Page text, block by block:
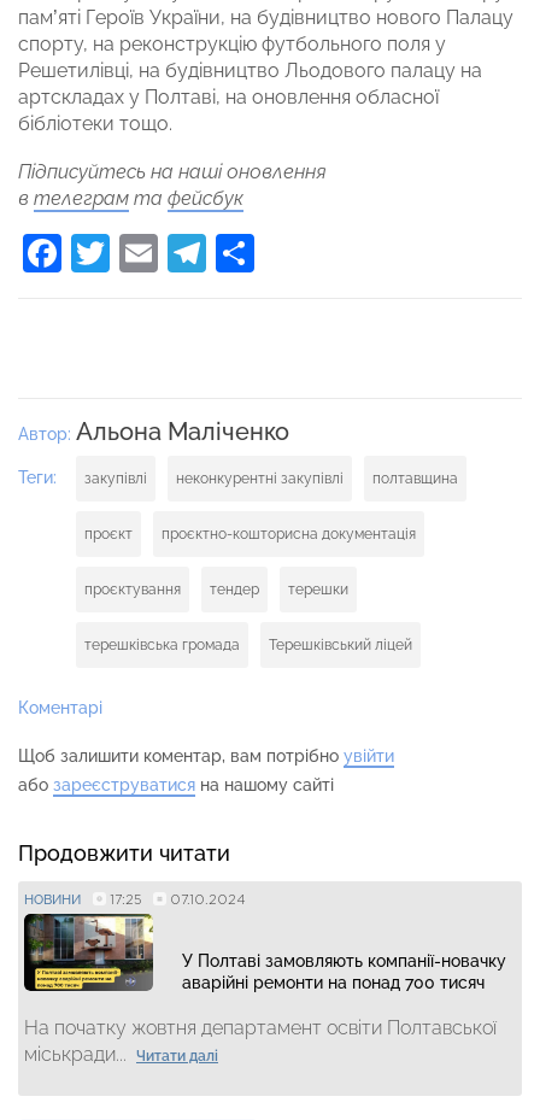
пам’яті Героїв України, на будівництво нового Палацу
спорту, на реконструкцію футбольного поля у
Решетилівці, на будівництво Льодового палацу на
артскладах у Полтаві, на оновлення обласної
бібліотеки тощо.
Підписуйтесь на наші оновлення
в телеграм та фейсбук
Facebook
Twitter
EmailTelegram
Автор: Альона Маліченко
Теги: закупівлі неконкурентні закупівлі полтавщина
проєкт проєктно-кошторисна документація
проєктування тендер терешки
терешківська громада Терешківський ліцей
Коментарі
Щоб залишити коментар, вам потрібно увійти
або зареєструватися на нашому сайті
Продовжити читати
НОВИНИ 17:25 07.10.2024
У Полтаві замовляють компанії-новачку
аварійні ремонти на понад 700 тисяч
На початку жовтня департамент освіти Полтавської
міськради...
Читати далі